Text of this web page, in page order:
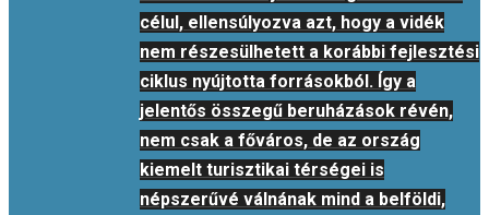
célul, ellensúlyozva azt, hogy a vidék
nem részesülhetett a korábbi fejlesztési
ciklus nyújtotta forrásokból. Így a
jelentős összegű beruházások révén,
nem csak a főváros, de az ország
kiemelt turisztikai térségei is
népszerűvé válnának mind a belföldi,